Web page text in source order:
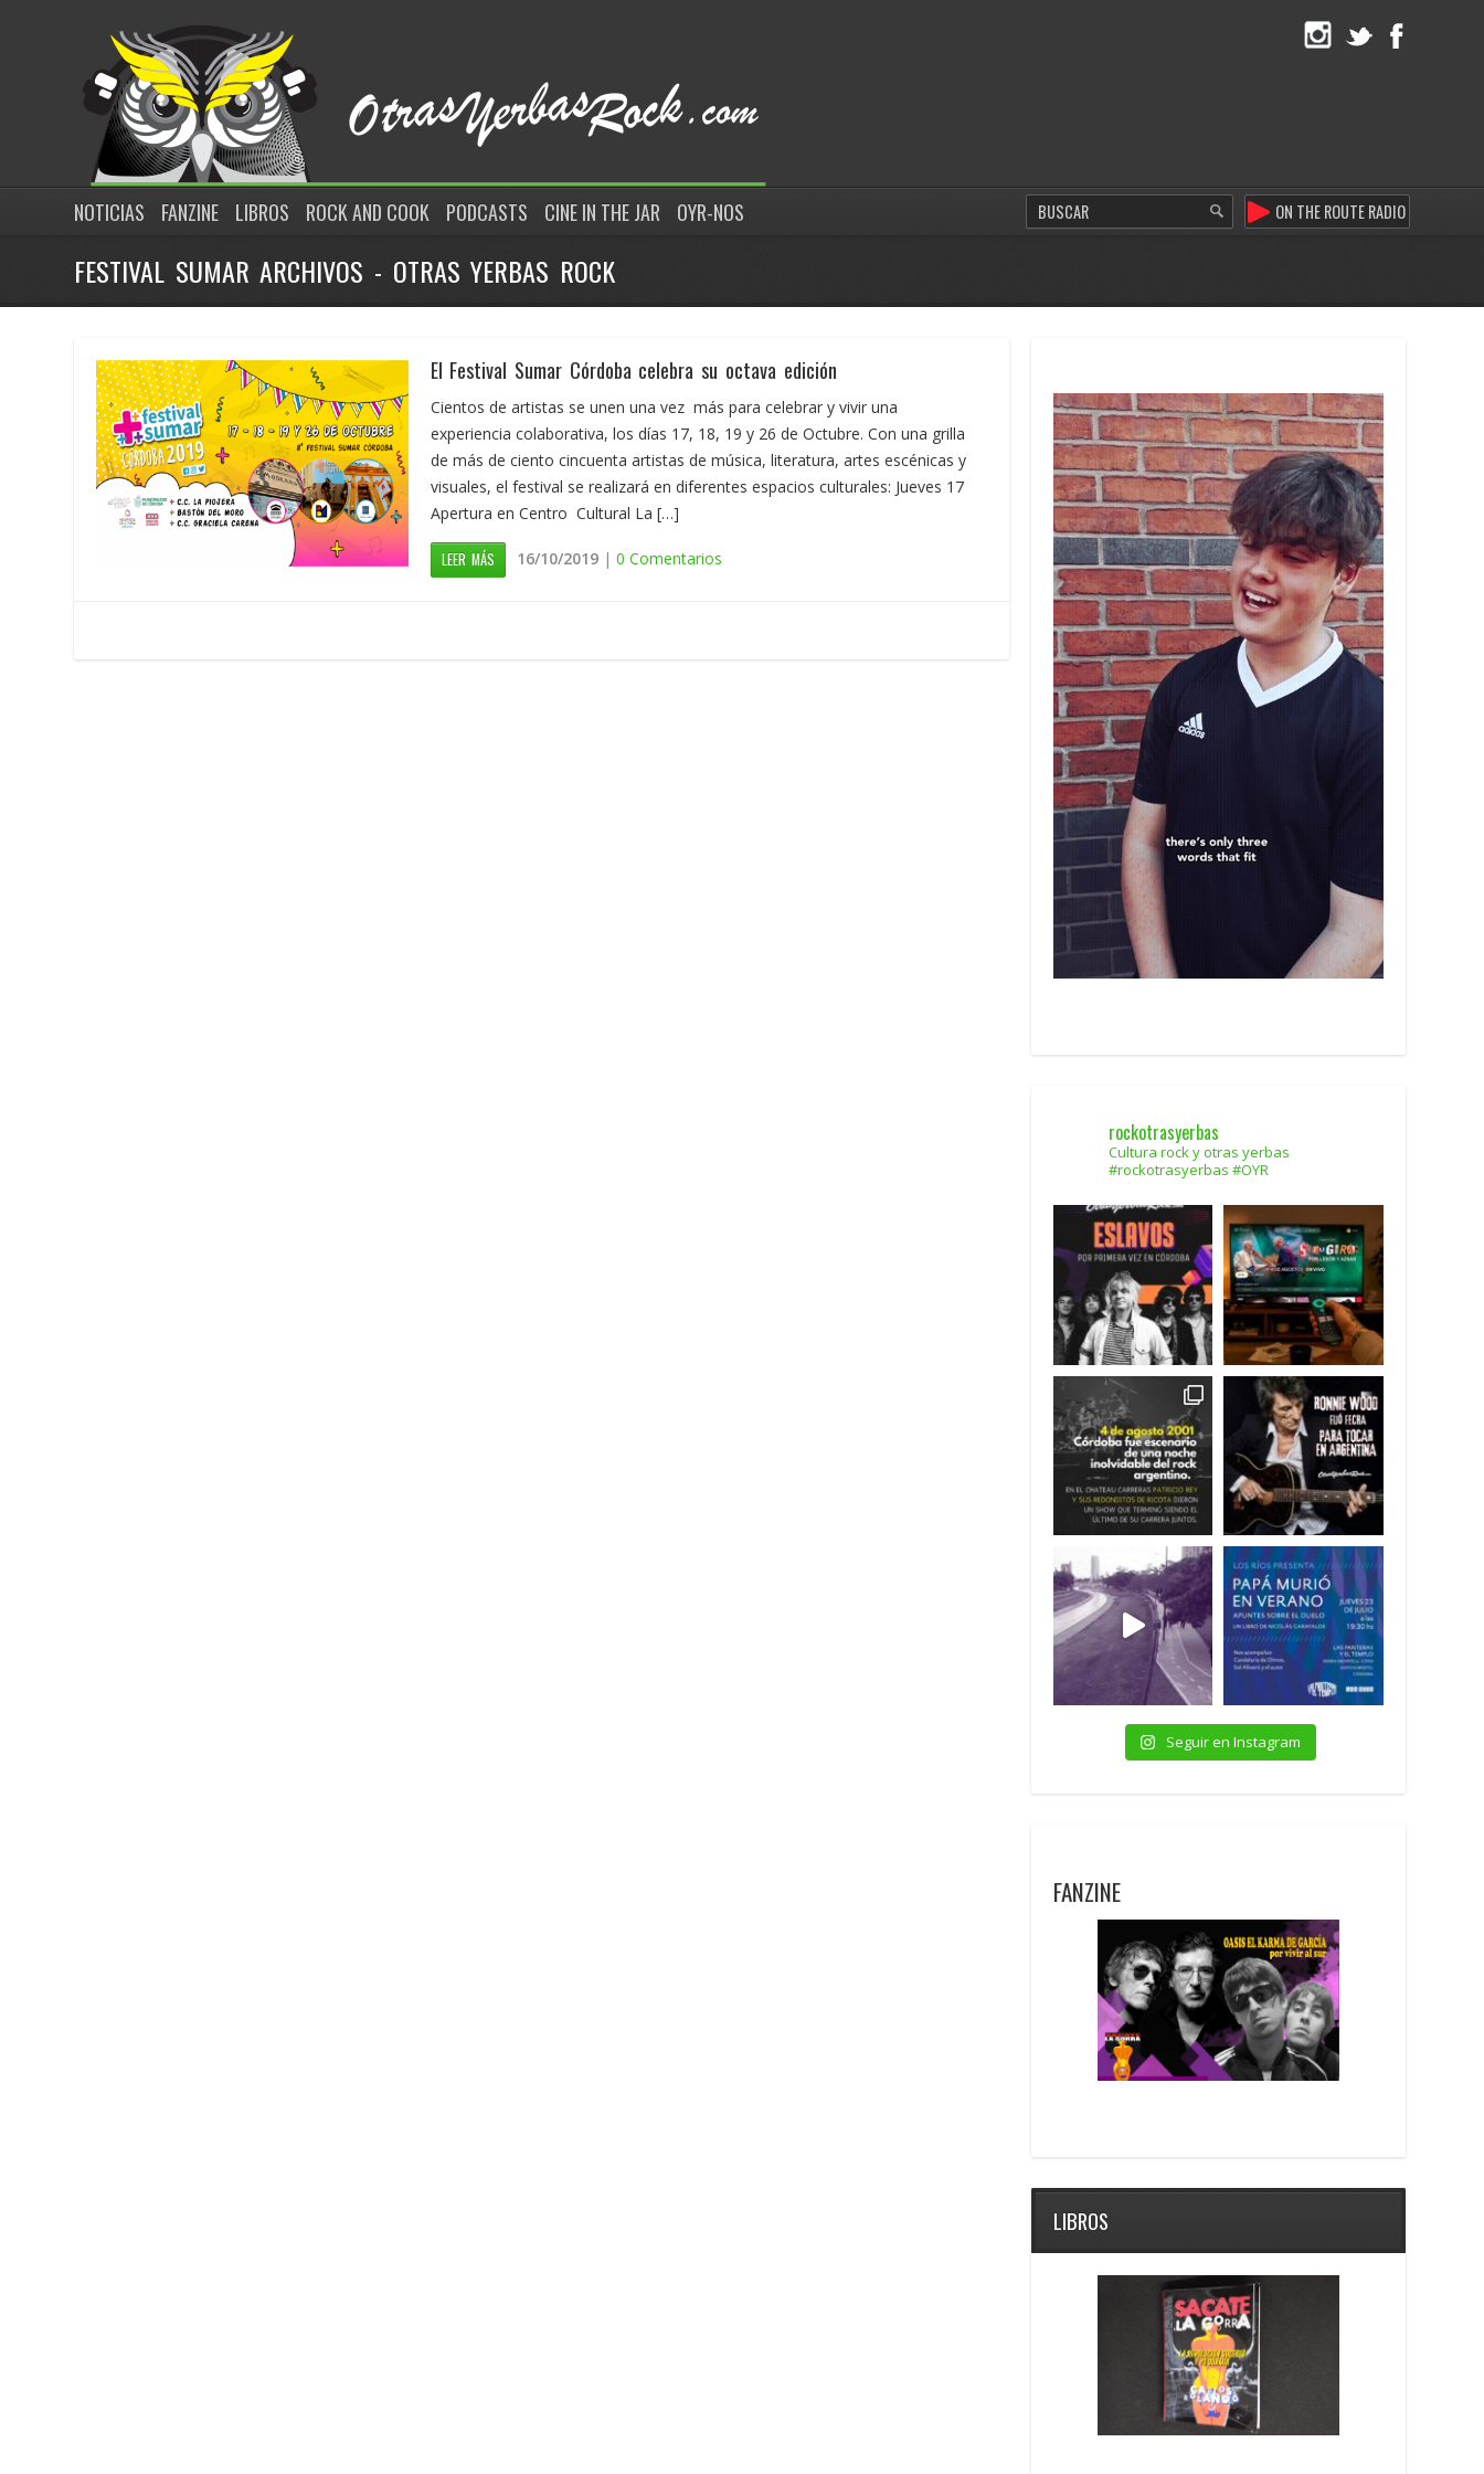
NOTICIAS FANZINE LIBROS ROCK AND COOK PODCASTS CINE IN THE JAR OYR-NOS ON THE ROUTE RADIO
FESTIVAL SUMAR ARCHIVOS - OTRAS YERBAS ROCK
El Festival Sumar Córdoba celebra su octava edición
Cientos de artistas se unen una vez más para celebrar y vivir una
experiencia colaborativa, los días 17, 18, 19 y 26 de Octubre. Con una grilla
de más de ciento cincuenta artistas de música, literatura, artes escénicas y
visuales, el festival se realizará en diferentes espacios culturales: Jueves 17
Apertura en Centro Cultural La […]
LEER MÁS 16/10/2019 |0 Comentarios
rockotrasyerbas
Cultura rock y otras yerbas
#rockotrasyerbas #OYR
Seguir en Instagram
FANZINE
LIBROS